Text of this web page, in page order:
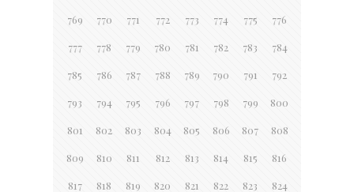
769 770 771 772 773 774 775 776
777 778 779 780 781 782 783 784
785 786 787 788 789 790 791 792
793 794 795 796 797 798 799 800
801 802 803 804 805 806 807 808
809 810 811 812 813 814 815 816
817 818 819 820 821 822 823 824